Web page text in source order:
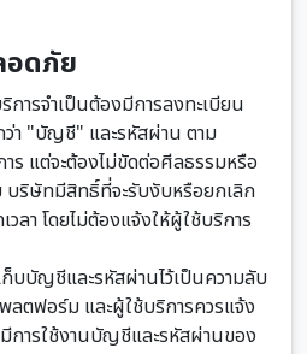
ดภัย
การจำเป็นต้องมีการลงทะเบียน
า "บัญชี" และรหัสผ่าน ตาม
ร แต่จะต้องไม่ขัดต่อศีลธรรมหรือ
บริษัทมีสิทธิ์ที่จะรับงับหรือยกเลิก
า โดยไม่ต้องแจ้งให้ผู้ใช้บริการ
บบัญชีและรหัสผ่านไว้เป็นความลับ
ลตฟอร์ม และผู้ใช้บริการควรแจ้ง
ารใช้งานบัญชีและรหัสผ่านของ